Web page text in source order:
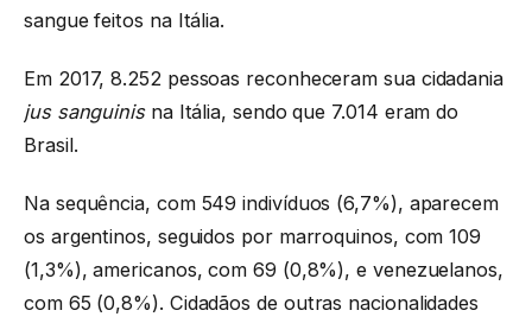
sangue feitos na Itália.
Em 2017, 8.252 pessoas reconheceram sua cidadania
jus sanguinisna Itália, sendo que 7.014 eram do
Brasil.
Na sequência, com 549 indivíduos (6,7%), aparecem
os argentinos, seguidos por marroquinos, com 109
(1,3%), americanos, com 69 (0,8%), e venezuelanos,
com 65 (0,8%). Cidadãos de outras nacionalidades